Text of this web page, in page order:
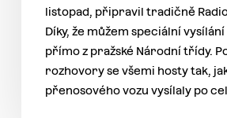
listopad, připravil tradičně
Díky, že můžem speciální
přímo z pražské Národní třídy.
rozhovory se všemi hosty tak,
přenosového vozu vysílaly po